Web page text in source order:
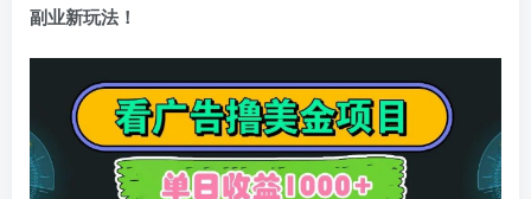
副业新玩法！